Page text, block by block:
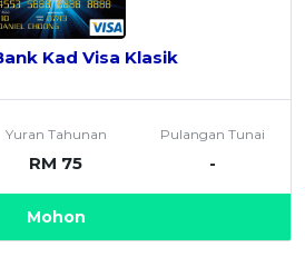
Kad Visa Klasik
Yuran Tahunan
RM 75
Pulangan Tunai
-
Mohon